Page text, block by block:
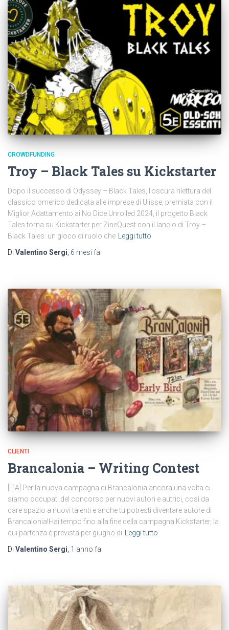
CROWDFUNDING
Troy – Black Tales su Kickstarter
Dopo il successo di Odyssey – Black Tales, l’oscura rilettura del
classico omerico dedicata alle imprese di Ulisse, premiata con il
Miglior Adattamento ai No Dice Unrolled 2024, il progetto Black
Tales torna su Kickstarter per ZineQuest con il lancio di Troy –
Black Tales: un gioco di ruolo che Leggi tutto
Di Valentino Sergi, 6 mesi fa
CLIENTI
Brancalonia – Writing Contest
[ITA] Per la nuova campagna di Brancalonia ancora una volta ci
siamo occupati del concorso per nuovi autori e autrici, così da
dare spazio a nuovi talenti e anche tu potresti diventare autore di
Brancalonia!Hai tempo fino alla fine della campagna Kickstarter, la
cui partenza è prevista per giugno di
Leggi tutto
Di Valentino Sergi 1 anno fa